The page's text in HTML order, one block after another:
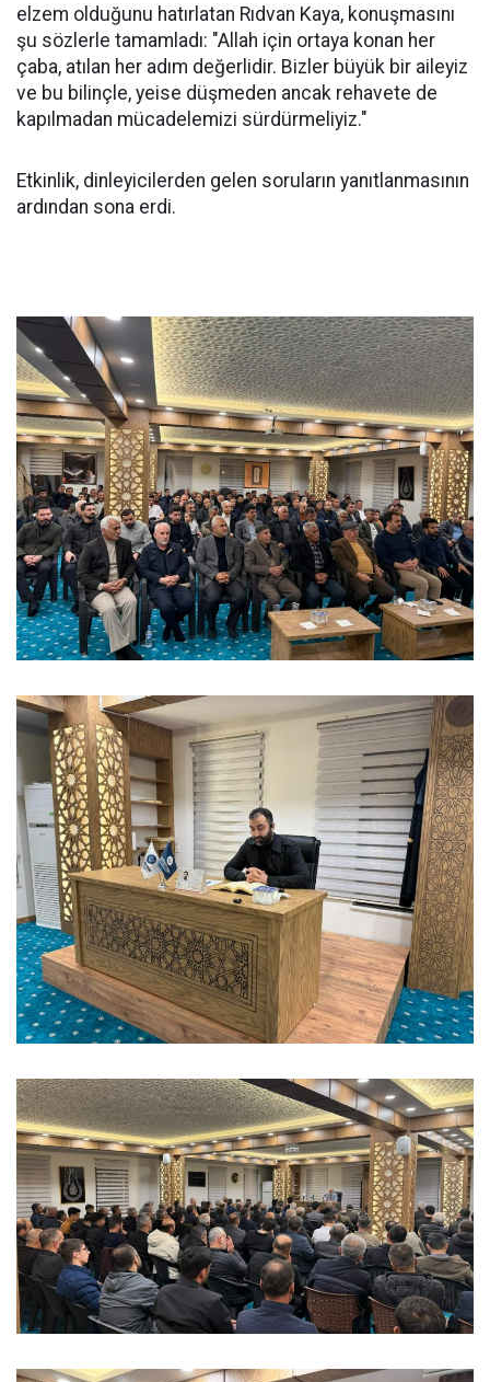
elzem olduğunu hatırlatan Rıdvan Kaya, konuşmasını
şu sözlerle tamamladı: "Allah için ortaya konan her
çaba, atılan her adım değerlidir. Bizler büyük bir aileyiz
ve bu bilinçle, yeise düşmeden ancak rehavete de
kapılmadan mücadelemizi sürdürmeliyiz."
Etkinlik, dinleyicilerden gelen soruların yanıtlanmasının
ardından sona erdi.